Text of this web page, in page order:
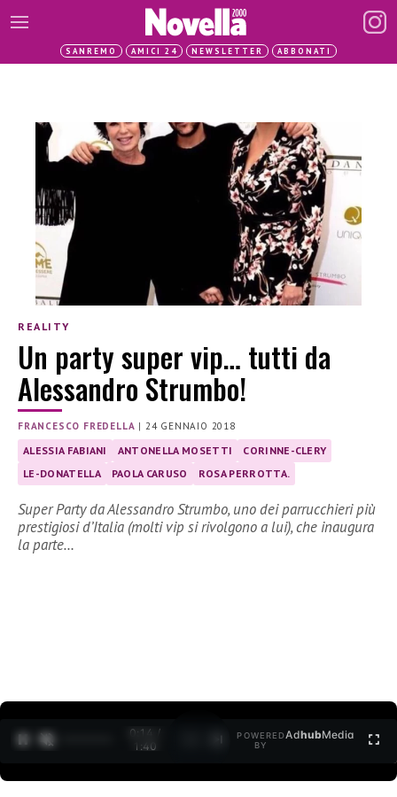
SANREMO AMICI 24 NEWSLETTER ABBONATI
REALITY
Un party super vip… tutti da
Alessandro Strumbo!
FRANCESCO FREDELLA | 24 GENNAIO 2018
ALESSIA FABIANI ANTONELLA MOSETTI
CORINNE-CLERY
LE-DONATELLA
PAOLA CARUSO ROSA PERROTTA.
Super Party da Alessandro Strumbo, uno dei parrucchieri più
prestigiosi d’Italia (molti vip si rivolgono a lui), che inaugura
la parte…
0:15 /
1:40
POWERED
BY
AdhubMedia